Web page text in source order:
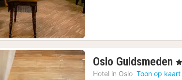
Oslo Guldsmeden 1
,
Hotel in Oslo Toon op kaart